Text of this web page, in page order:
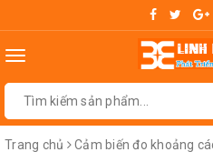
Toggle
Trang chủ Cảm biến đo khoảng